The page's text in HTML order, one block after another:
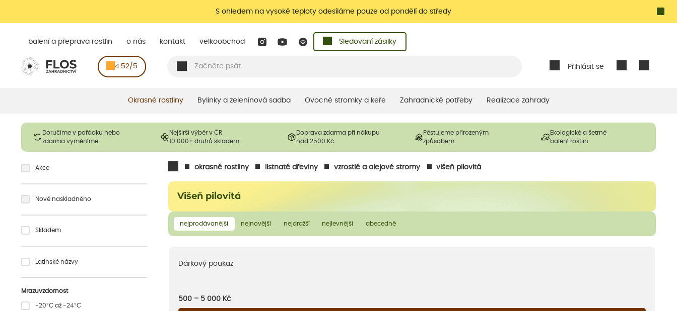
S ohledem na vysoké teploty odesíláme pouze od pondělí do středy
Přihlásit se
balení a přeprava rostlin o nás kontakt velkoobchod Sledování zásilky
4.52/5
Okrasné rostliny Bylinky a zeleninová sadba Ovocné stromky a keře Zahradnické potřeby Realizace zahrady
Doručíme v pořádku nebo
zdarma vyměníme
Nejširší výběr v ČR
10.000+ druhů skladem
Doprava zdarma při nákupu
nad 2500 Kč
Pěstujeme přirozeným
způsobem
Ekologické a šetrné
balení rostlin
okrasné rostliny listnaté dřeviny vzrostlé a alejové stromy višeň pilovitá
Višeň pilovitá
nejprodávanější nejnovější nejdražší nejlevnější abecedně
Akce
Nově naskladněno
Skladem
Latinské názvy
Mrazuvzdornost
-20°C až -24°C
Dárkový poukaz
500 – 5 000 Kč